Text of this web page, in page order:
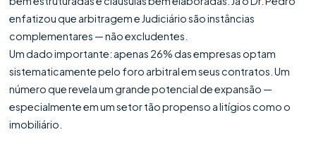
enfatizou que arbitragem e Judiciário são instâncias
complementares — não excludentes.
Um dado importante: apenas 26% das empresas optam
sistematicamente pelo foro arbitral em seus contratos. Um
número que revela um grande potencial de expansão —
especialmente em um setor tão propenso a litígios como o
imobiliário.